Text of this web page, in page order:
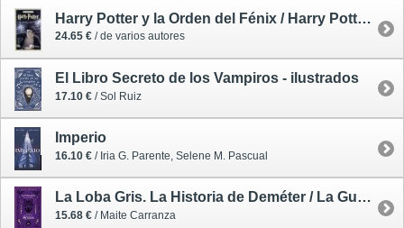
Harry Potter y la Orden del Fénix / Harry Potter 5 - tapa dura
24.65 € / de varios autores
El Libro Secreto de los Vampiros - ilustrados
17.10 € / Sol Ruiz
Imperio
16.10 € / Iria G. Parente, Selene M. Pascual
La Loba Gris. La Historia de Deméter / La Guerra de las Brujas 1
15.68 € / Maite Carranza